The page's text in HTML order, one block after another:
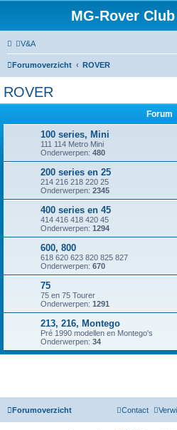
MG-Rover
V&A
Forumoverzicht ROVER
ROVER
Forum
100 series, Mini
111 114 Metro Mini
Onderwerpen: 480
200 series en 25
214 216 218 220 25
Onderwerpen: 2345
400 series en 45
414 416 418 420 45
Onderwerpen: 1294
600, 800
618 620 623 820 825 827
Onderwerpen: 670
75
75 en 75 Tourer
Onderwerpen: 1291
213, 216, Montego
Pré 1990 modellen en Montego's
Onderwerpen: 34
Forumoverzicht Contact